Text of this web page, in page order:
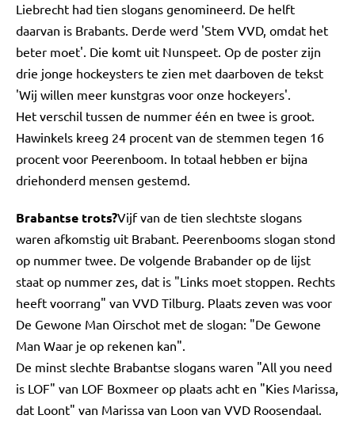
Liebrecht had tien slogans genomineerd. De helft
daarvan is Brabants. Derde werd 'Stem VVD, omdat het
beter moet'. Die komt uit Nunspeet. Op de poster zijn
drie jonge hockeysters te zien met daarboven de tekst
'Wij willen meer kunstgras voor onze hockeyers'.
Het verschil tussen de nummer één en twee is groot.
Hawinkels kreeg 24 procent van de stemmen tegen 16
procent voor Peerenboom. In totaal hebben er bijna
driehonderd mensen gestemd.
Brabantse trots?Vijf van de tien slechtste slogans
waren afkomstig uit Brabant. Peerenbooms slogan stond
op nummer twee. De volgende Brabander op de lijst
staat op nummer zes, dat is "Links moet stoppen. Rechts
heeft voorrang" van VVD Tilburg. Plaats zeven was voor
De Gewone Man Oirschot met de slogan: "De Gewone
Man Waar je op rekenen kan".
De minst slechte Brabantse slogans waren "All you need
is LOF" van LOF Boxmeer op plaats acht en "Kies Marissa,
dat Loont" van Marissa van Loon van VVD Roosendaal.